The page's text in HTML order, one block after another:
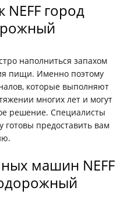
город
наполниться запахом
пищи. Именно поэтому
которые выполняют
многих лет и могут
решение. Специалисты
готовы предоставить вам
машин NEFF